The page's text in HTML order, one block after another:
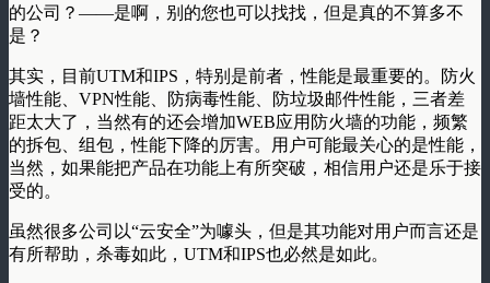
的公司？——是啊，别的您也可以找找，但是真的不算多不
是？
其实，目前UTM和IPS，特别是前者，性能是最重要的。防火
墙性能、VPN性能、防病毒性能、防垃圾邮件性能，三者差
距太大了，当然有的还会增加WEB应用防火墙的功能，频繁
的拆包、组包，性能下降的厉害。用户可能最关心的是性能，
当然，如果能把产品在功能上有所突破，相信用户还是乐于接
受的。
虽然很多公司以“云安全”为噱头，但是其功能对用户而言还是
有所帮助，杀毒如此，UTM和IPS也必然是如此。